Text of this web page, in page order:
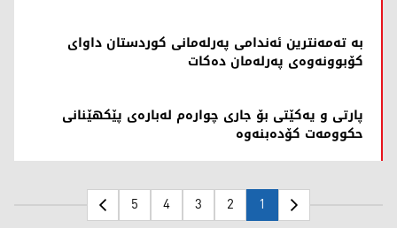
بە تەمەنترین ئەندامی پەرلەمانی کوردستان داوای
کۆبوونەوەی پەرلەمان دەکات
پارتی و یەکێتی بۆ جاری چوارەم لەبارەی پێکهێنانی
حکوومەت کۆدەبنەوە
1
2
3
4
5